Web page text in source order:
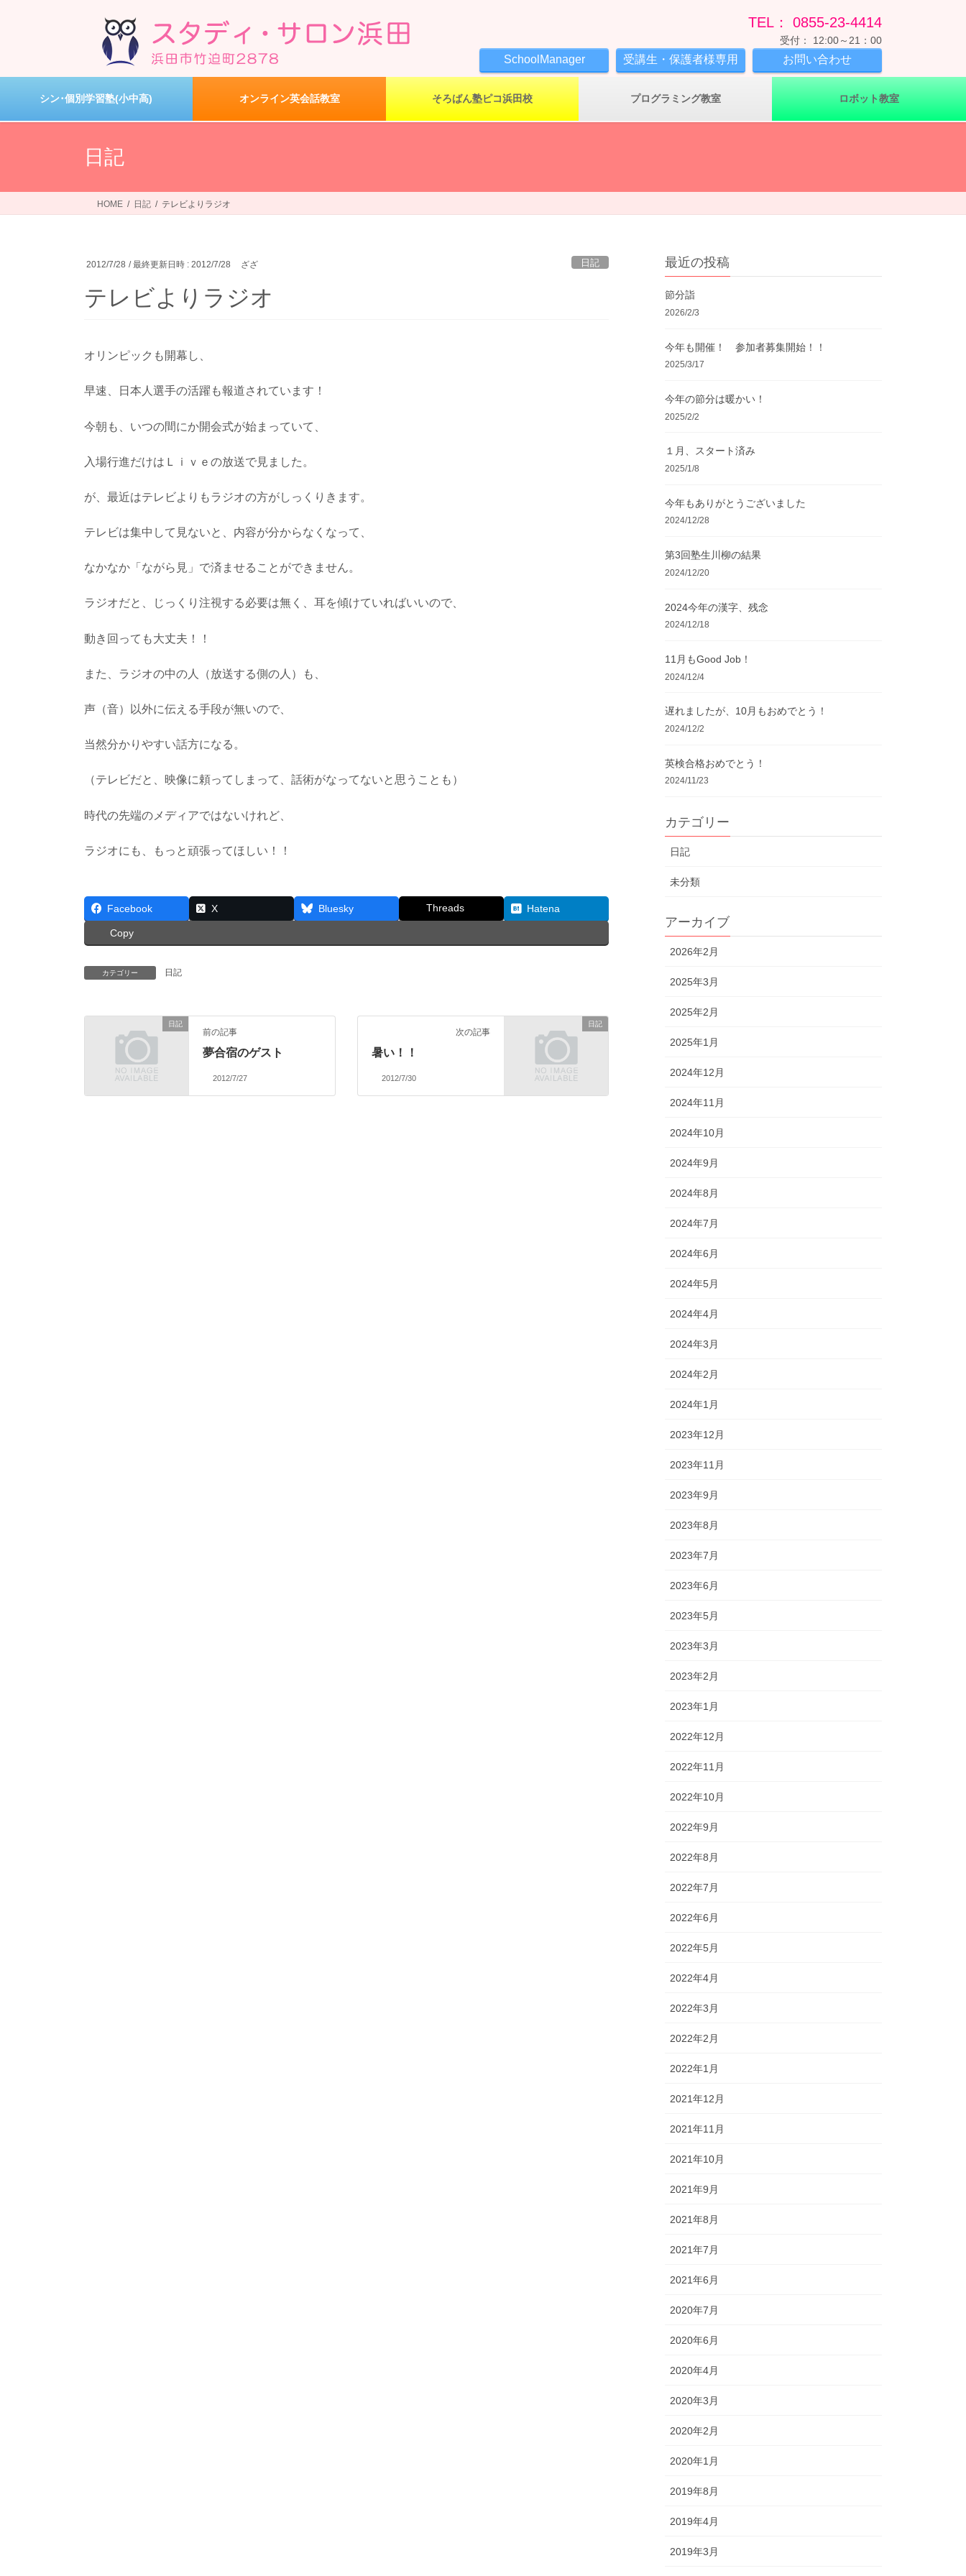
ツ
シ
TEL： 0855-23-4414
受付： 12:00～21：00
SchoolManager 受講生・保護者様専用 お問い合わせ
シン･個別学習塾(小中高) オンライン英会話教室 そろばん塾ピコ浜田校 プログラミング教室 ロボット教室
日記
HOME 日記 テレビよりラジオ
2012/7/28 / 最終更新日時 : 2012/7/28 ざざ 日記
テレビよりラジオ
オリンピックも開幕し、
早速、日本人選手の活躍も報道されています！
今朝も、いつの間にか開会式が始まっていて、
入場行進だけはＬｉｖｅの放送で見ました。
が、最近はテレビよりもラジオの方がしっくりきます。
テレビは集中して見ないと、内容が分からなくなって、
なかなか「ながら見」で済ませることができません。
ラジオだと、じっくり注視する必要は無く、耳を傾けていればいいので、
動き回っても大丈夫！！
また、ラジオの中の人（放送する側の人）も、
声（音）以外に伝える手段が無いので、
当然分かりやすい話方になる。
（テレビだと、映像に頼ってしまって、話術がなってないと思うことも）
時代の先端のメディアではないけれど、
ラジオにも、もっと頑張ってほしい！！
Facebook X Bluesky Threads Hatena
Copy
カテゴリー 日記
日記
前の記事
夢合宿のゲスト
2012/7/27
日記
次の記事
暑い！！
2012/7/30
最近の投稿
節分詣
2026/2/3
今年も開催！ 参加者募集開始！！
2025/3/17
今年の節分は暖かい！
2025/2/2
１月、スタート済み
2025/1/8
今年もありがとうございました
2024/12/28
第3回塾生川柳の結果
2024/12/20
2024今年の漢字、残念
2024/12/18
11月もGood Job！
2024/12/4
遅れましたが、10月もおめでとう！
2024/12/2
英検合格おめでとう！
2024/11/23
カテゴリー
日記
未分類
アーカイブ
2026年2月
2025年3月
2025年2月
2025年1月
2024年12月
2024年11月
2024年10月
2024年9月
2024年8月
2024年7月
2024年6月
2024年5月
2024年4月
2024年3月
2024年2月
2024年1月
2023年12月
2023年11月
2023年9月
2023年8月
2023年7月
2023年6月
2023年5月
2023年3月
2023年2月
2023年1月
2022年12月
2022年11月
2022年10月
2022年9月
2022年8月
2022年7月
2022年6月
2022年5月
2022年4月
2022年3月
2022年2月
2022年1月
2021年12月
2021年11月
2021年10月
2021年9月
2021年8月
2021年7月
2021年6月
2020年7月
2020年6月
2020年4月
2020年3月
2020年2月
2020年1月
2019年8月
2019年4月
2019年3月